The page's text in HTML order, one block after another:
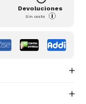
Devoluciones
Sin costo i